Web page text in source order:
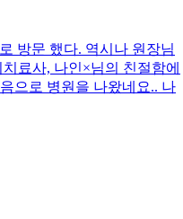
방문 했다. 역시나 원장님
료사, 나인×님의 친절함에
으로 병원을 나왔네요.. 나